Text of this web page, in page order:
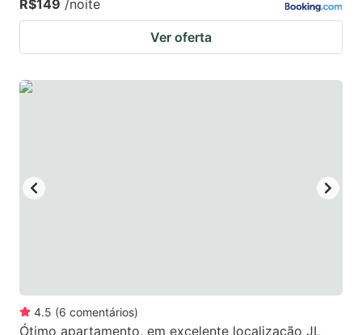
R$149 /noite
Ver oferta
4.5 (6 comentários)
Ótimo apartamento, em excelente localização JL